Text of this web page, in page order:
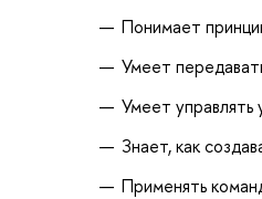
Понимает
Умеет
Умеет управлять
Знает, как
Применять